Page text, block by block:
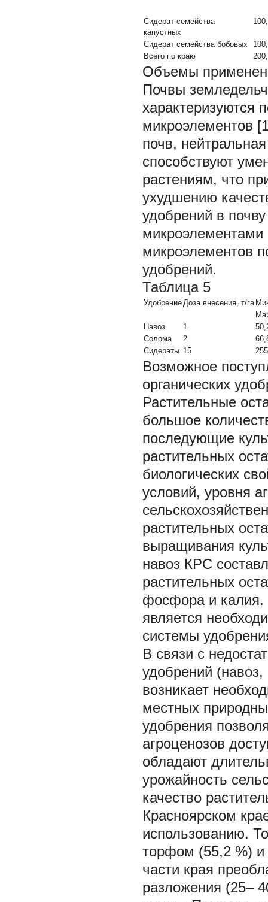
Сидерат семейства
капустных
Сидерат семейства бобовых
Всего по краю
Объемы
Почвы
микроэлементов
почв,
способствуют
растениям, что
ухудшению
удобрений в
микроэлементов
удобрений.
Таблица 5
УдобрениеДоза внесения, т/га
Навоз
1
Солома
2
Сидераты 15
Возможное
органических
Растительные
большое
последующие
растительных
биологических
условий, уровня
растительных
выращивания
навоз КРС
растительных
фосфора и калия.
является
системы
В связи с
удобрений
возникает
местных
удобрения
агроценозов
обладают
урожайность
качество
Красноярском
использованию.
торфом (55,2 %) и
части края
разложения (25–